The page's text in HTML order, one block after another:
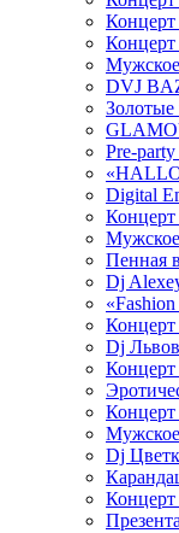
Концерт
DVJ
Pre-
Digital
Мужское
Пенная
Dj
Dj
Dj